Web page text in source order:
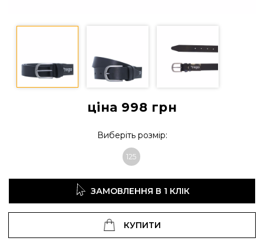
ціна 998 грн
Виберіть розмір:
125
ЗАМОВЛЕННЯ В 1 КЛІК
КУПИТИ